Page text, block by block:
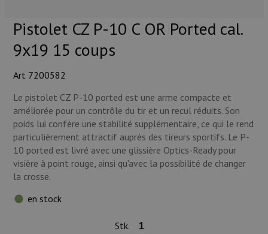
Pistolet CZ P-10 C OR Ported cal.
9x19 15 coups
Art 7200582
Le pistolet CZ P-10 ported est une arme compacte et
améliorée pour un contrôle du tir et un recul réduits. Son
poids lui confère une stabilité supplémentaire, ce qui le rend
particulièrement attractif auprès des tireurs sportifs. Le P-
10 ported est livré avec une glissière Optics-Ready pour
visière à point rouge, ainsi qu'avec la possibilité de changer
la crosse.
en stock
Stk.
Lampes et accessoires